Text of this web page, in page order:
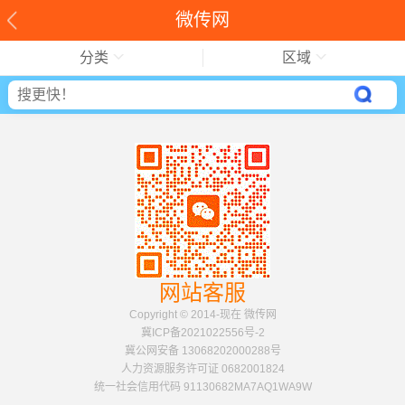
微传网
分类 区域
网站客服
Copyright © 2014-现在 微传网
冀ICP备2021022556号-2
冀公网安备 13068202000288号
人力资源服务许可证 0682001824
统一社会信用代码 91130682MA7AQ1WA9W